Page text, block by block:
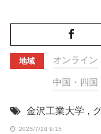
地域 オンライン
中国・四国
金沢工業大学 ,
2025/7/18 9:15